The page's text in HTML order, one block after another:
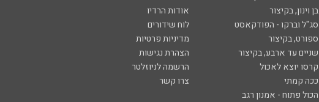
בן וינון, בקיצור
אודות הרדיו
סג"ל וברקו - הפודקאסט
לוח שידורים
ספורט, בקיצור
מדיניות פרטיות
שניים עד ארבע, בקיצור
הצהרת נגישות
קרסו יוצא לאכול
הרשמה לניוזלטר
ככה קמתי
צרו קשר
הכול פתוח - אמנון רגב